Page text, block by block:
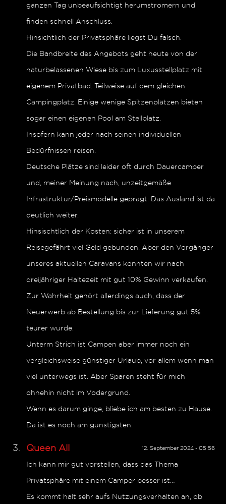
ganzen Tag unbeaufsichtigt herumstromern und
finden schnell Anschluss.
Hinsichtlich der Privatsphäre liegst Du falsch.
Die Bandbreite des Angebots geht heute von der
naturbelassenen Wiese bis zum Luxusstellplatz mit
eigenem Privatbad. Teilweise auf dem gleichen
Campingplatz. Einige wenige Spitzenplätzen bieten
sogar einen eigenen Pool am Stellplatz.
Insofern kann jeder nach seinen individuellen
Bedürfnissen reisen.
Deutsche Plätze sind leider oft durch Dauercamper
und, meiner Meinung nach, unzeitgemäße
Infrastruktur/Preismodelle geprägt. Das Ausland ist da
deutlich weiter.
Hinsischtlich der Kosten: sicher ist in unserem
Reisegefährt viel Geld gebunden. Aber den Vorgänger
unseres aktuellen Caravans konnten wir nach
dreijähriger Haltezeit mit gut 10% Gewinn verkaufen.
Zur Wahrheit gehört allerdings auch, dass der
Neuerwerb ab Bestellung bis zur Lieferung gut 5%
teurer wurde.
Unterm Strich ist Campen aber immer noch ein
vergleichsweise günstiger Urlaub, vor allem wenn man
viel unterwegs ist. Aber Sparen steht für mich
ohnehin nicht im Vodergrund.
Wenn es darum ginge, bliebe ich am besten zu Hause.
Da ist es noch am günstigsten.
12. September 2024 - 05:56
Queen All
Ich kann mir gut vorstellen, dass das Thema
Privatsphäre mit einem Camper besser ist…
Es kommt halt sehr aufs Nutzungsverhalten an, ob